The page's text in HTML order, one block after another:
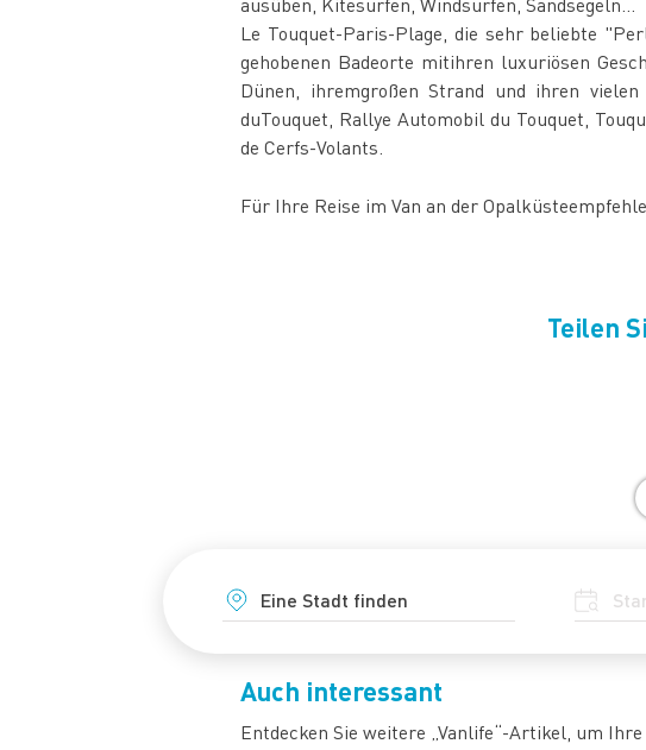
Le Touquet-Paris-Plage, die sehr beliebte
gehobenen Badeorte mitihren luxuriösen
Dünen, ihremgroßen Strand und ihren
duTouquet, Rallye Automobil du Touquet,
de Cerfs-Volants.
Für Ihre Reise im Van an der
Teilen
Auch interessant
Entdecken Sie weitere „Vanlife“-Artikel, um